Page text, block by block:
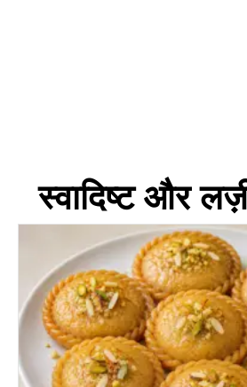
स्वादिष्ट और